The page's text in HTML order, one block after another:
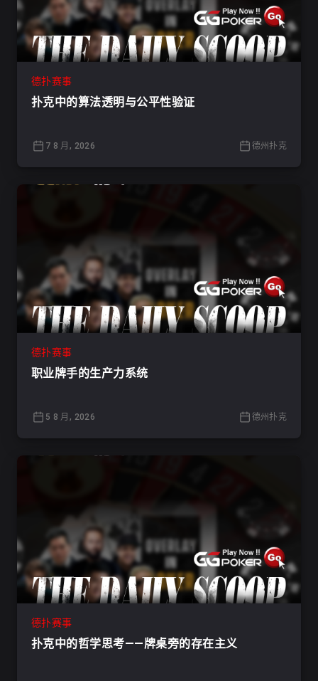
德扑赛事
扑克中的算法透明与公平性验证
7 8 月, 2026 德州扑克
德扑赛事
职业牌手的生产力系统
5 8 月, 2026 德州扑克
德扑赛事
扑克中的哲学思考——牌桌旁的存在主义